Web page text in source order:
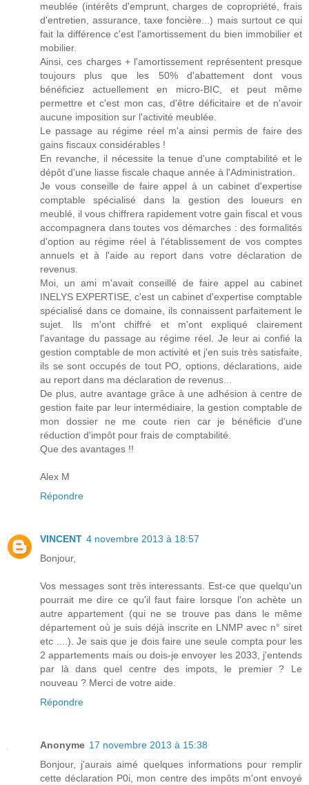
meublée (intérêts d'emprunt, charges de copropriété, frais
d'entretien, assurance, taxe foncière...) mais surtout ce qui
fait la différence c'est l'amortissement du bien immobilier et
mobilier.
Ainsi, ces charges + l'amortissement représentent presque
toujours plus que les 50% d'abattement dont vous
bénéficiez actuellement en micro-BIC, et peut même
permettre et c'est mon cas, d'être déficitaire et de n'avoir
aucune imposition sur l'activité meublée.
Le passage au régime réel m'a ainsi permis de faire des
gains fiscaux considérables !
En revanche, il nécessite la tenue d'une comptabilité et le
dépôt d'une liasse fiscale chaque année à l'Administration.
Je vous conseille de faire appel à un cabinet d'expertise
comptable spécialisé dans la gestion des loueurs en
meublé, il vous chiffrera rapidement votre gain fiscal et vous
accompagnera dans toutes vos démarches : des formalités
d'option au régime réel à l'établissement de vos comptes
annuels et à l'aide au report dans votre déclaration de
revenus.
Moi, un ami m'avait conseillé de faire appel au cabinet
INELYS EXPERTISE, c'est un cabinet d'expertise comptable
spécialisé dans ce domaine, ils connaissent parfaitement le
sujet. Ils m'ont chiffré et m'ont expliqué clairement
l'avantage du passage au régime réel. Je leur ai confié la
gestion comptable de mon activité et j'en suis très satisfaite,
ils se sont occupés de tout PO, options, déclarations, aide
au report dans ma déclaration de revenus...
De plus, autre avantage grâce à une adhésion à centre de
gestion faite par leur intermédiaire, la gestion comptable de
mon dossier ne me coute rien car je bénéficie d'une
réduction d'impôt pour frais de comptabilité.
Que des avantages !!
Alex M
Répondre
VINCENT 4 novembre 2013 à 18:57
Bonjour,
Vos messages sont très interessants. Est-ce que quelqu'un
pourrait me dire ce qu'il faut faire lorsque l'on achète un
autre appartement (qui ne se trouve pas dans le même
département où je suis déjà inscrite en LNMP avec n° siret
etc ....). Je sais que je dois faire une seule compta pour les
2 appartements mais ou dois-je envoyer les 2033, j'entends
par là dans quel centre des impots, le premier ? Le
nouveau ? Merci de votre aide.
Répondre
Anonyme 17 novembre 2013 à 15:38
Bonjour, j'aurais aimé quelques informations pour remplir
cette déclaration P0i, mon centre des impôts m'ont envoyé